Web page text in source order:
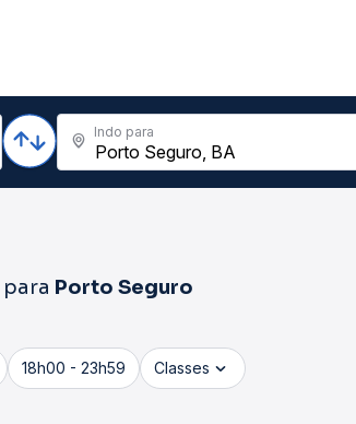
Indo para
para Porto Seguro
18h00 - 23h59 Classes